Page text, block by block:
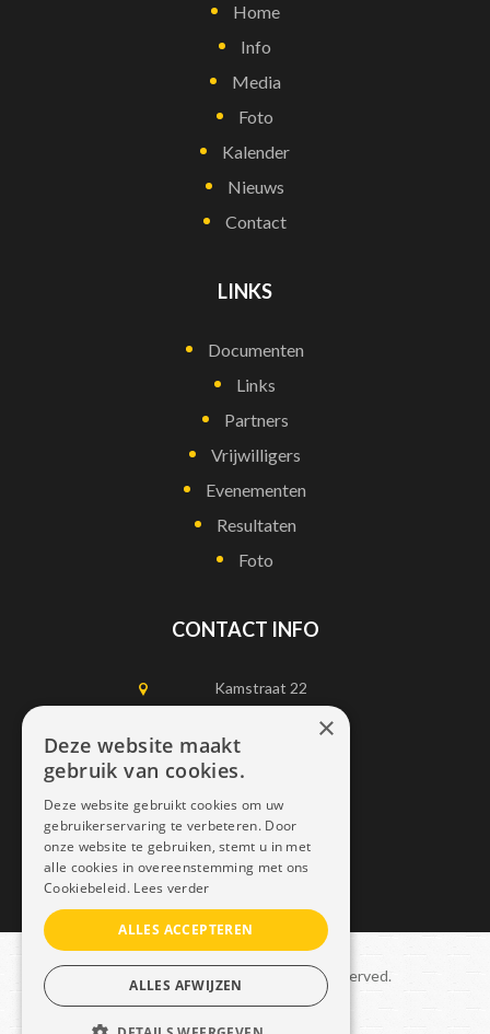
Home
Info
Media
Foto
Kalender
Nieuws
Contact
LINKS
Documenten
Links
Partners
Vrijwilligers
Evenementen
Resultaten
Foto
CONTACT INFO
Kamstraat 22
1750 Lennik
0497452898
info@dais.be
Copyright © 2021 Dais. All rights reserved.
Sitemap–GDPR
×
Deze website maakt
gebruik van cookies.
Deze website gebruikt cookies om uw
gebruikerservaring te verbeteren. Door
onze website te gebruiken, stemt u in met
alle cookies in overeenstemming met ons
Cookiebeleid. Lees verder
ALLES ACCEPTEREN
ALLES AFWIJZEN